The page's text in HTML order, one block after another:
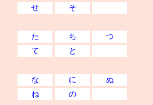
せ
そ
た ち
つ
て
と
な に
ぬ
ね
の